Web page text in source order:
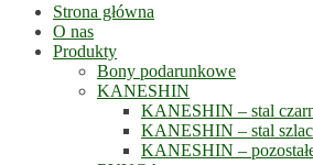
Strona główna
O nas
Produkty
Bony podarunkowe
KANESHIN
KANESHIN – stal
KANESHIN – stal
KANESHIN –